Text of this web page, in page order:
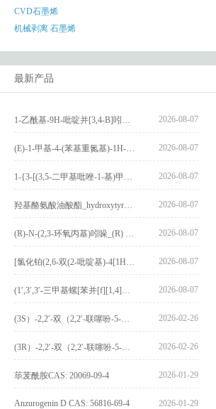
CVD石墨烯
机械剥离 石墨烯
最新产品
2026-08-07
2026-08-07
2026-08-07
2026-08-07
2026-08-07
2026-08-07
2026-08-07
2026-02-26
2026-02-26
荜茇酰胺CAS: 20069-09-4 2026-01-29
Anzurogenin D CAS: 56816-69-4 2026-01-29